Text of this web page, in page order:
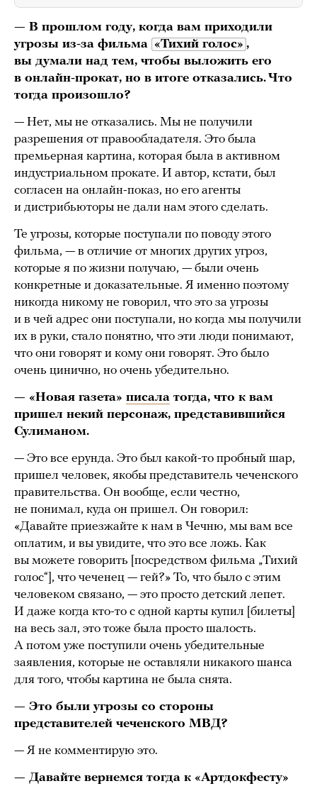
— В прошлом году, когда вам приходили
угрозы из-за фильма «Тихий голос» ,
вы думали над тем, чтобы выложить его
в онлайн-прокат, но в итоге отказались. Что
тогда произошло?
— Нет, мы не отказались. Мы не получили
разрешения от правообладателя. Это была
премьерная картина, которая была в активном
индустриальном прокате. И автор, кстати, был
согласен на онлайн-показ, но его агенты
и дистрибьюторы не дали нам этого сделать.
Те угрозы, которые поступали по поводу этого
фильма, — в отличие от многих других угроз,
которые я по жизни получаю, — были очень
конкретные и доказательные. Я именно поэтому
никогда никому не говорил, что это за угрозы
и в чей адрес они поступали, но когда мы получили
их в руки, стало понятно, что эти люди понимают,
что они говорят и кому они говорят. Это было
очень цинично, но очень убедительно.
— «Новая газета» писала тогда, что к вам
пришел некий персонаж, представившийся
Сулиманом.
— Это все ерунда. Это был какой-то пробный шар,
пришел человек, якобы представитель чеченского
правительства. Он вообще, если честно,
не понимал, куда он пришел. Он говорил:
«Давайте приезжайте к нам в Чечню, мы вам все
оплатим, и вы увидите, что это все ложь. Как
вы можете говорить [посредством фильма „Тихий
голос“], что чеченец — гей?» То, что было с этим
человеком связано, — это просто детский лепет.
И даже когда кто-то с одной карты купил [билеты]
на весь зал, это тоже была просто шалость.
А потом уже поступили очень убедительные
заявления, которые не оставляли никакого шанса
для того, чтобы картина не была снята.
— Это были угрозы со стороны
представителей чеченского МВД?
— Я не комментирую это.
— Давайте вернемся тогда к «Артдокфесту»